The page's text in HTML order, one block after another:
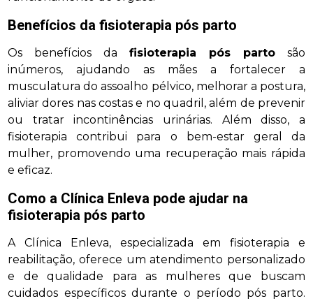
Benefícios dafisioterapia pós parto
Os benefícios da fisioterapia pós partosão
inúmeros, ajudando as mães a fortalecer a
musculatura do assoalho pélvico, melhorar a postura,
aliviar dores nas costas e no quadril, além de prevenir
ou tratar incontinências urinárias. Além disso, a
fisioterapia contribui para o bem-estar geral da
mulher, promovendo uma recuperação mais rápida
e eficaz.
Como a Clínica Enleva pode ajudar na
fisioterapia pós parto
A Clínica Enleva, especializada em fisioterapia e
reabilitação, oferece um atendimento personalizado
e de qualidade para as mulheres que buscam
cuidados específicos durante o período pós parto.